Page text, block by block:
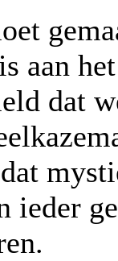
aan
dat
ieder